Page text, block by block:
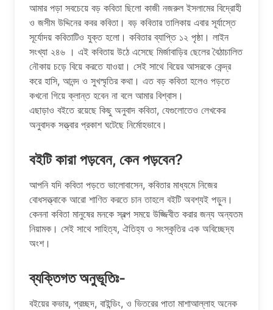
আমার পড়া সবচেয়ে বড় কবিতা ছিলো কাজী নজরুল ইসলামের বিদ্রোহী
ও জসীম উদ্দিনের কবর কবিতা। বড় কবিতার তালিকায় এবার সূর্যাস্তে
সূর্যোদয় কবিতাটিও যুক্ত হলো। কবিতার ব্যাপ্তি ১২ পৃষ্ঠা। লাইন
সংখ্যা ২৪৬ । এই কবিতায় উঠে এসেছে মির্জাবাড়ির ছেলের বৈঠাচালিত
নৌকায় চড়ে বিয়ে করতে যাওয়া। সেই সাথে বিয়ের আসরকে কেন্দ্র
করে হাসি, আনন্দ ও সুখস্মৃতির কথা। এত বড় কবিতা হলেও পড়তে
কখনো গিয়ে ক্লান্ত হবেন না বলে আমার বিশ্বাস।
এছাড়াও বইতে রয়েছে কিছু অনুবাদ কবিতা, যেগুলোতেও লেখকের
অনুবাদক সত্ত্বার প্রকাশ ঘটেছে নির্মোহভাবে।
বইটি কারা পড়বেন, কেন পড়বেন?
আপনি যদি কবিতা পড়তে ভালোবাসেন, কবিতার মাধ্যমে নিজের
বোধসত্ত্বাকে আরো শাণিত করতে চান তাহলে বইটি অবশ্যই পড়ুন।
কেননা কবিতা মানুষের মনকে স্বল্প সময়ে উজ্জিবীত করার জন্য অন্যতম
নিয়ামক। সেই সাথে সাহিত্য, ঐতিহ্য ও সংস্কৃতির এক অবিচ্ছেদ্য
অংশ।
ব্যক্তিগত অনুভূতিঃ-
বইয়ের কভার, প্রচ্ছদ, বাইন্ডিং, ও ভিতরের পাতা মাশাআল্লাহ অনেক